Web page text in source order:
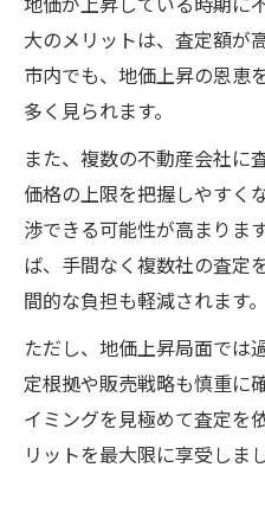
大のメリットは、査定額が
市内でも、地価上昇の恩恵
多く見られます。
また、複数の不動産会社に
価格の上限を把握しやすく
渉できる可能性が高まりま
ば、手間なく複数社の査定
間的な負担も軽減されます。
ただし、地価上昇局面では
定根拠や販売戦略も慎重に
イミングを見極めて査定を
リットを最大限に享受しま